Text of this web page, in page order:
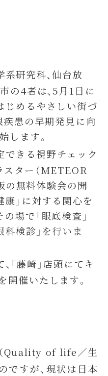
研究科、仙台放
の4者は、5月1日に
じめるやさしい街づ
疾患の早期発見に向
します。
できる視野チェック
スター（METEOR
の無料体験会の開
康」に対する関心を
場で「眼底検査」
科検診」を行いま
「藤崎」店頭にてキ
開催いたします。
（Quality of life／生
ですが、現状は日本